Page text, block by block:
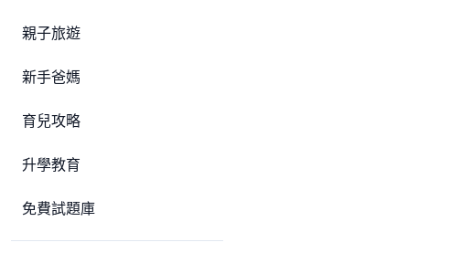
親子旅遊
新手爸媽
育兒攻略
升學教育
免費試題庫